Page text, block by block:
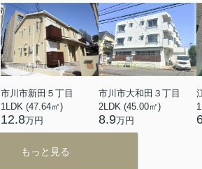
市川市新田５丁目
1LDK (47.64㎡)
12.8万円
市川市大和田３丁目
2LDK (45.00㎡)
8.9万円
もっと見る